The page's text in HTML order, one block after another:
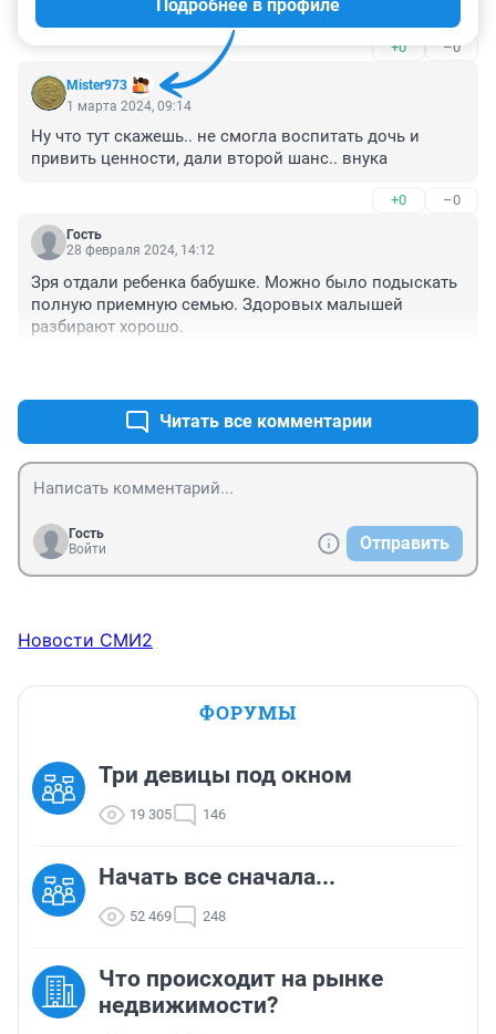
Его забрала приёмная семья увезли в колывань
+0 –0
Mister973
Подробнее в профиле
1 марта 2024, 09:14
Ну что тут скажешь.. не смогла воспитать дочь и
привить ценности, дали второй шанс.. внука
+0 –0
Гость
28 февраля 2024, 14:12
Зря отдали ребенка бабушке. Можно было подыскать
полную приемную семью. Здоровых малышей
разбирают хорошо.
Читать все комментарии
Гость
Войти
Отправить
Новости СМИ2
ФОРУМЫ
Три девицы под окном
19 305 146
Начать все сначала...
52 469 248
Что происходит на рынке
недвижимости?